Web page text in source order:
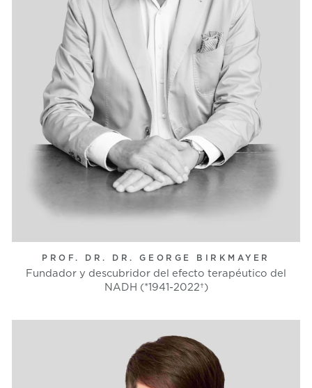
PROF. DR. DR. GEORGE BIRKMAYER
Fundador y descubridor del efecto terapéutico del
NADH (*1941-2022†)